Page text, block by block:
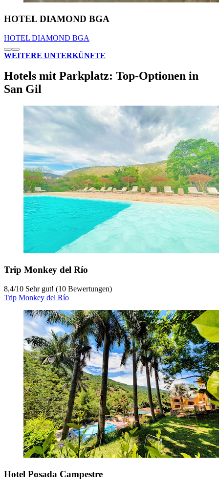
HOTEL DIAMOND BGA
HOTEL DIAMOND BGA
WEITERE UNTERKÜNFTE
Hotels mit Parkplatz: Top-Optionen in
San Gil
Trip Monkey del Río
8,4/10 Sehr gut! (10 Bewertungen)
Trip Monkey del Río
Hotel Posada Campestre